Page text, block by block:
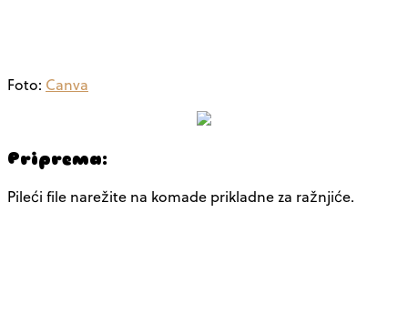
Foto: Canva
Priprema:
Pileći file narežite na komade prikladne za ražnjiće.